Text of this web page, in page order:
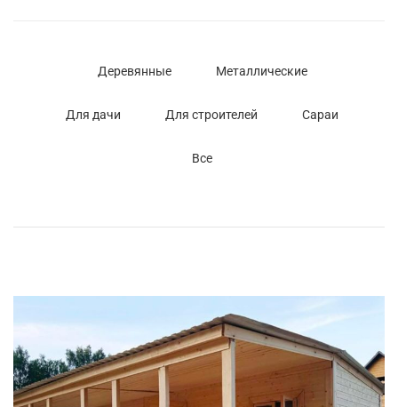
Деревянные Металлические
Для дачи Для строителей Сараи
Все